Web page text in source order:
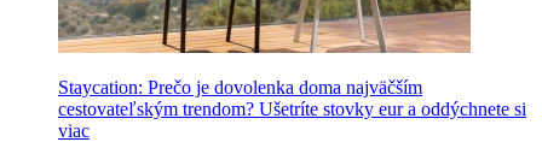
Staycation: Prečo je dovolenka doma najväčším
cestovateľským trendom? Ušetríte stovky eur a oddýchnete si
viac